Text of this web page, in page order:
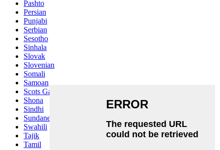
Pashto
Persian
Punjabi
Serbian
Sesotho
Sinhala
Slovak
Slovenian
Somali
Samoan
Scots Gaelic
Shona
Sindhi
Sundanese
Swahili
Tajik
Tamil